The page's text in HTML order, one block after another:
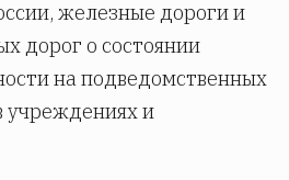
железные дороги и
дорог о состоянии
на подведомственных
учреждениях и